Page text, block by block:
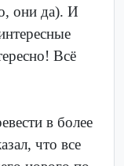
они да). И
Всё
в более
что все